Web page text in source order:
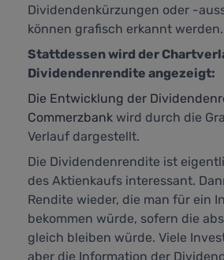
Dividendenkürzungen oder -
können grafisch erkannt werden.
Stattdessen wird der
Dividendenrendite angezeigt:
Die Entwicklung der
Commerzbank wird durch die
Verlauf dargestellt.
Die Dividendenrendite ist
des Aktienkaufs interessant.
Rendite wieder, die man für ein
bekommen würde, sofern die
gleich bleiben würde. Viele
aber die Information der